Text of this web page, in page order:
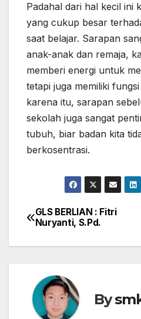
Padahal dari hal kecil ini
yang cukup besar
saat belajar. Sarapan
anak-anak dan remaja,
memberi energi untuk
tetapi juga memiliki
karena itu, sarapan
sekolah juga sangat
tubuh, biar badan kita
berkosentrasi.
Navigasi
pos
GLS BERLIAN : Fitri
Nuryanti, S.Pd.
By